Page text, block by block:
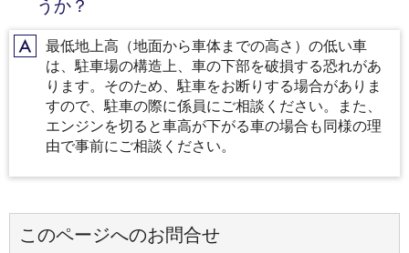
うか？
A最低地上高（地面から車体までの高さ）の低い車
は、駐車場の構造上、車の下部を破損する恐れがあ
ります。そのため、駐車をお断りする場合がありま
すので、駐車の際に係員にご相談ください。また、
エンジンを切ると車高が下がる車の場合も同様の理
由で事前にご相談ください。
このページへのお問合せ